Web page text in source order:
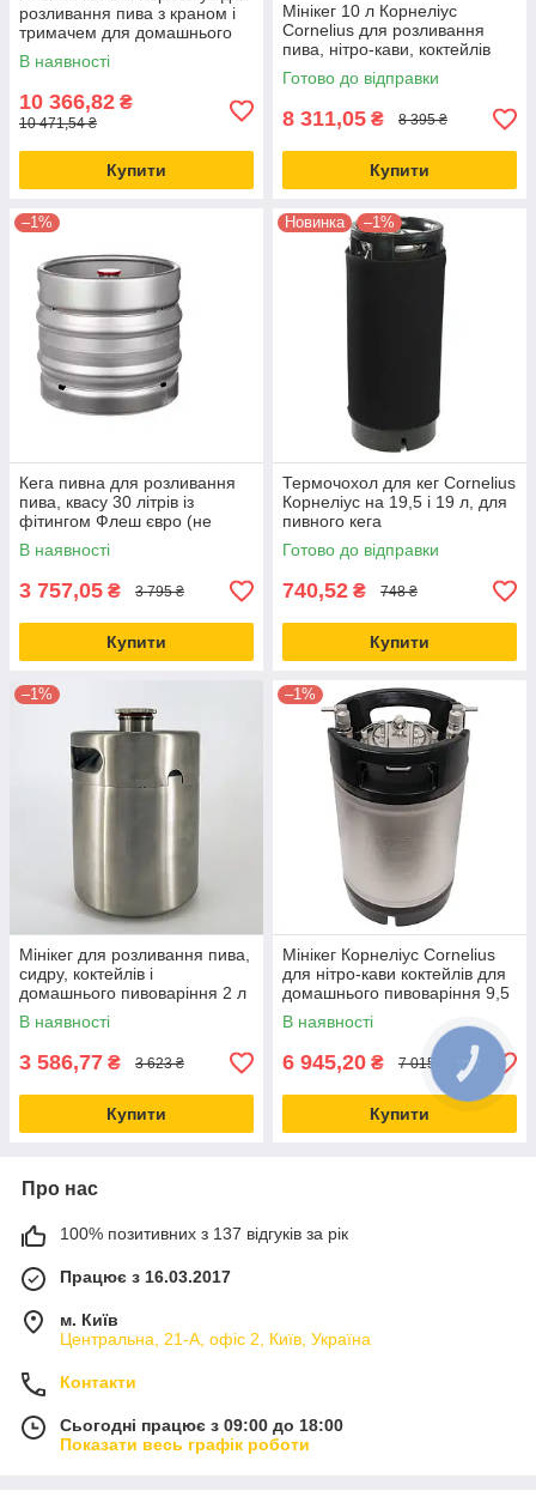
розливання пива з краном і
тримачем для домашнього
пивоваріння, Cornelius
В наявності
10 366,82 ₴
10 471,54 ₴
Купити
Мінікег 10 л Корнеліус
Cornelius для розливання
пива, нітро-кави, коктейлів
для домашнього пивоваріння
Готово до відправки
8 311,05 ₴ 8 395 ₴
Купити
–1%
Кега пивна для розливання
пива, квасу 30 літрів із
фітингом Флеш євро (не
штабель) Б/У
В наявності
3 757,05 ₴ 3 795 ₴
Купити
Новинка –1%
Термочохол для кег Cornelius
Корнеліус на 19,5 і 19 л, для
пивного кега
Готово до відправки
740,52 ₴ 748 ₴
Купити
–1%
Мінікег для розливання пива,
сидру, коктейлів і
домашнього пивоваріння 2 л
В наявності
3 586,77 ₴ 3 623 ₴
Купити
–1%
Мінікег Корнеліус Cornelius
для нітро-кави коктейлів для
домашнього пивоваріння 9,5
л
В наявності
6 945,20 ₴ 7 015,35 ₴
Купити
Про нас
100% позитивних з 137 відгуків за рік
Працює з 16.03.2017
м. Київ
Центральна, 21-А, офіс 2, Київ, Україна
Контакти
Сьогодні працює з 09:00 до 18:00
Показати весь графік роботи